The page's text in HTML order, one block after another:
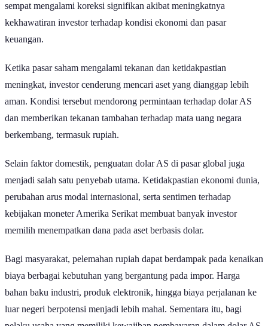
sempat mengalami koreksi signifikan akibat meningkatnya
kekhawatiran investor terhadap kondisi ekonomi dan pasar
keuangan.
Ketika pasar saham mengalami tekanan dan ketidakpastian
meningkat, investor cenderung mencari aset yang dianggap lebih
aman. Kondisi tersebut mendorong permintaan terhadap dolar AS
dan memberikan tekanan tambahan terhadap mata uang negara
berkembang, termasuk rupiah.
Selain faktor domestik, penguatan dolar AS di pasar global juga
menjadi salah satu penyebab utama. Ketidakpastian ekonomi dunia,
perubahan arus modal internasional, serta sentimen terhadap
kebijakan moneter Amerika Serikat membuat banyak investor
memilih menempatkan dana pada aset berbasis dolar.
Bagi masyarakat, pelemahan rupiah dapat berdampak pada kenaikan
biaya berbagai kebutuhan yang bergantung pada impor. Harga
bahan baku industri, produk elektronik, hingga biaya perjalanan ke
luar negeri berpotensi menjadi lebih mahal. Sementara itu, bagi